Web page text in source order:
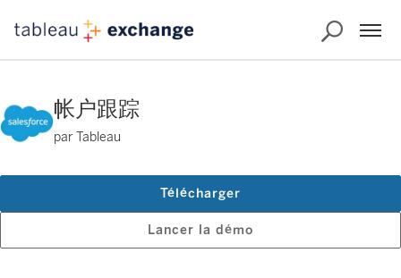
帐户跟踪
par Tableau
Lancer la démo
Télécharger